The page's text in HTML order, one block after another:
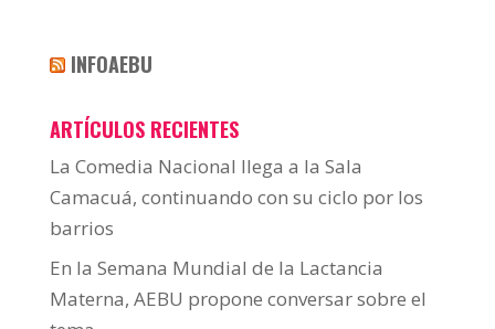
INFOAEBU
ARTÍCULOS RECIENTES
La Comedia Nacional llega a la Sala
Camacuá, continuando con su ciclo por los
barrios
En la Semana Mundial de la Lactancia
Materna, AEBU propone conversar sobre el